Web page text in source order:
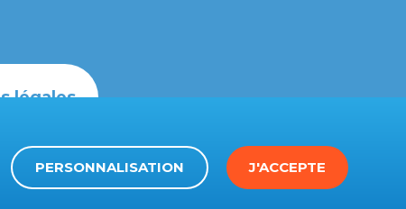
légales
PERSONNALISATION J'ACCEPTE